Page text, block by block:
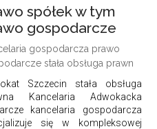
spółek w tym
gospodarcze
gospodarcza prawo
stała obsługa prawn
Szczecin stała obsługa
Kancelaria Adwokacka
kancelaria gospodarcza
się w kompleksowej